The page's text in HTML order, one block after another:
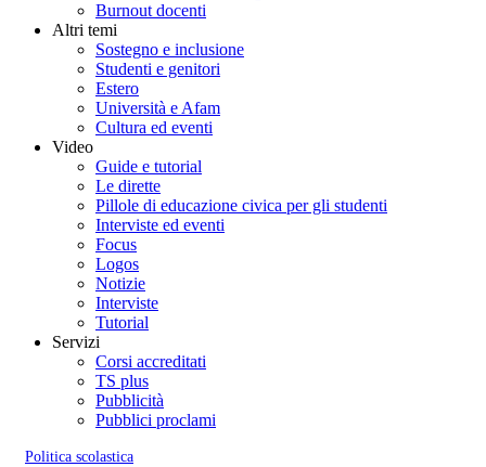
Burnout docenti
Altri temi
Sostegno e inclusione
Studenti e genitori
Estero
Università e Afam
Cultura ed eventi
Video
Guide e tutorial
Le dirette
Pillole di educazione civica per gli studenti
Interviste ed eventi
Focus
Logos
Notizie
Interviste
Tutorial
Servizi
Corsi accreditati
TS plus
Pubblicità
Pubblici proclami
Politica scolastica